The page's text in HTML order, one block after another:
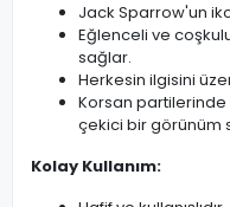
Jack Sparrow'un
Eğlenceli ve
sağlar.
Herkesin ilgisini
Korsan
çekici bir görünüm
Kolay Kullanım: